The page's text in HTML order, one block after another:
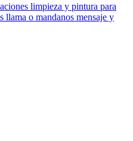
limpieza y pintura para
llama o mandanos mensaje y